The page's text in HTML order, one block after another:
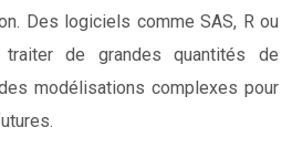
Des logiciels comme SAS, R ou
de grandes quantités de
modélisations complexes pour